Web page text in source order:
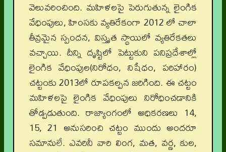
వెలువరించింది. మహిళలపై పెరుగుతున్న లైంగిక
వేధింపులు, హింసకు వ్యతిరేకంగా 2012 లో చాలా
తీవ్రమైన స్పందన, విస్తృత స్థాయిలో వ్యతిరేకతలు
వచ్చాయి. దీన్ని దృష్టిలో పెట్టుకుని పనిప్రదేశాల్లో
లైంగిక వేధింపుల(నిరోధం, నిషేధం, పరిహారం)
చట్టంకు 2013లో రూపకల్పన జరిగింది. ఈ చట్టం
మహిళలపై లైంగిక వేధింపులు నిరోధించడానికి
తోడ్పడుతుంది. రాజ్యాంగంలో అధికరణలు 14,
15, 21 అనుసరించి చట్టం ముందు అందరూ
సమానులే. ఎవరినీ వారి లింగ, మత, వర్ణ, కుల,